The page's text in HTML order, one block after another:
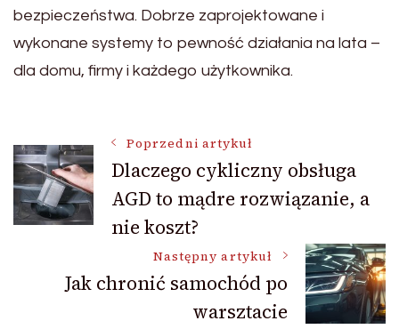
bezpieczeństwa. Dobrze zaprojektowane i
wykonane systemy to pewność działania na lata –
dla domu, firmy i każdego użytkownika.
Nawigacja
wpisu
Poprzedni artykuł
Dlaczego cykliczny obsługa
AGD to mądre rozwiązanie, a
nie koszt?
Następny artykuł
Jak chronić samochód po
warsztacie